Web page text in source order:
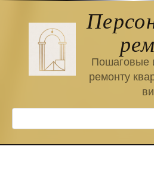
Пошаговые
ремонту
Поиск: